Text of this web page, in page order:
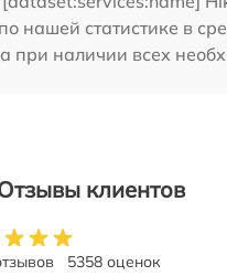
нашей статистике в
при наличии всех
клиентов
5358 оценок